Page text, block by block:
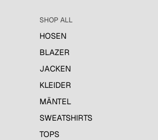
SHOP ALL
HOSEN
BLAZER
JACKEN
KLEIDER
MÄNTEL
SWEATSHIRTS
TOPS